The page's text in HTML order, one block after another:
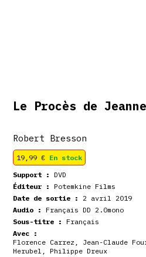
Le Procès de
Robert Bresson
19,99 € En stock
Support : DVD
Éditeur : Potemkine Films
Date de sortie :
2 avril 2019
Audio : Français DD 2.0mono
Sous-titre : Français
Avec :
Florence Carrez, Jean-Claude
Herubel, Philippe Dreux